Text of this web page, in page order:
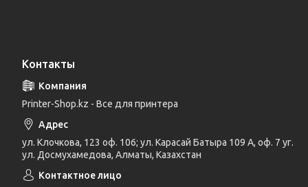
Контакты
Printer-Shop.kz - Все для принтера
ул. Клочкова, 123 оф. 106; ул. Карасай Батыра 109 А, оф. 7 уг.
ул. Досмухамедова, Алматы, Казахстан